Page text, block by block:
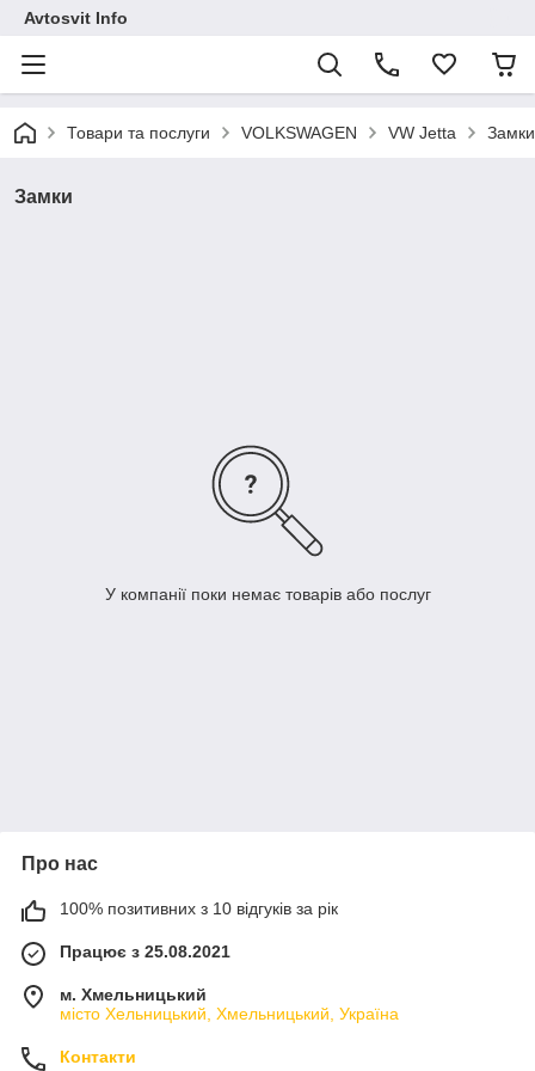
Avtosvit Info
Товари та послуги VOLKSWAGEN VW Jetta Замки
Замки
У компанії поки немає товарів або послуг
Про нас
100% позитивних з 10 відгуків за рік
Працює з 25.08.2021
м. Хмельницький
місто Хельницький, Хмельницький, Україна
Контакти